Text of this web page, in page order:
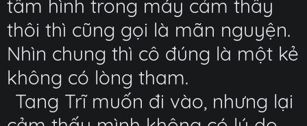
tấm hình trong máy cảm thấy
thôi thì cũng gọi là mãn nguyện.
Nhìn chung thì cô đúng là một kẻ
không có lòng tham.
Tang Trĩ muốn đi vào, nhưng lại